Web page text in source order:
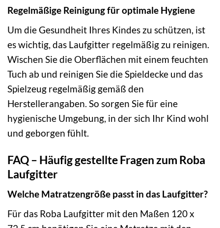
Regelmäßige Reinigung für optimale Hygiene
Um die Gesundheit Ihres Kindes zu schützen, ist
es wichtig, das Laufgitter regelmäßig zu reinigen.
Wischen Sie die Oberflächen mit einem feuchten
Tuch ab und reinigen Sie die Spieldecke und das
Spielzeug regelmäßig gemäß den
Herstellerangaben. So sorgen Sie für eine
hygienische Umgebung, in der sich Ihr Kind wohl
und geborgen fühlt.
FAQ – Häufig gestellte Fragen zum Roba
Laufgitter
Welche Matratzengröße passt in das Laufgitter?
Für das Roba Laufgitter mit den Maßen 120 x